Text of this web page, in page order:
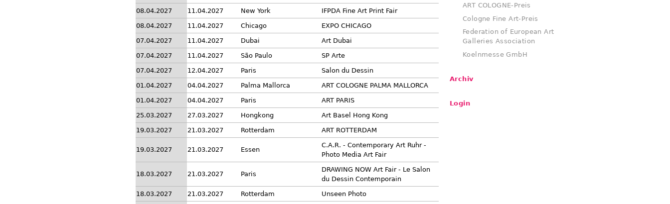
08.04.2027
11.04.2027 New York
IFPDA Fine Art Print Fair
08.04.2027
11.04.2027 Chicago
EXPO CHICAGO
07.04.2027
11.04.2027 Dubai
Art Dubai
07.04.2027
11.04.2027 São Paulo
SP Arte
07.04.2027
12.04.2027 Paris
Salon du Dessin
01.04.2027
04.04.2027 Palma Mallorca
ART COLOGNE PALMA MALLORCA
01.04.2027
04.04.2027 Paris
ART PARIS
25.03.2027
27.03.2027 Hongkong
Art Basel Hong Kong
19.03.2027
21.03.2027 Rotterdam ART ROTTERDAM
19.03.2027 21.03.2027 Essen
C.A.R. - Contemporary Art Ruhr -
Photo Media Art Fair
18.03.2027 21.03.2027 Paris
DRAWING NOW Art Fair - Le Salon
du Dessin Contemporain
18.03.2027
21.03.2027 Rotterdam Unseen Photo
ART COLOGNE-Preis
Cologne Fine Art-Preis
Federation of European Art
Galleries Association
Koelnmesse GmbH
Archiv
Login